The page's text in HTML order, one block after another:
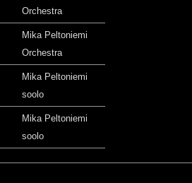
Orchestra
Mika Peltoniemi
Orchestra
Mika Peltoniemi
soolo
Mika Peltoniemi
soolo